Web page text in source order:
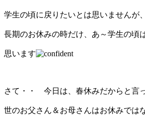
学生の頃に戻りたいとは思いませんが、
長期のお休みの時だけ、あ～学生の頃
思います
さて・・ 今日は、春休みだからと言
世のお父さん＆お母さんはお休みでは